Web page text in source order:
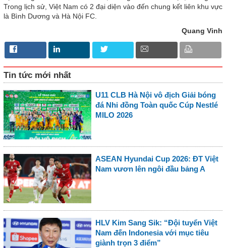
Trong lịch sử, Việt Nam có 2 đại diện vào đến chung kết liên khu vực
là Bình Dương và Hà Nội FC.
Quang Vinh
Tin tức mới nhất
U11 CLB Hà Nội vô địch Giải bóng
đá Nhi đồng Toàn quốc Cúp Nestlé
MILO 2026
ASEAN Hyundai Cup 2026: ĐT Việt
Nam vươn lên ngôi đầu bảng A
HLV Kim Sang Sik: “Đội tuyển Việt
Nam đến Indonesia với mục tiêu
giành trọn 3 điểm”